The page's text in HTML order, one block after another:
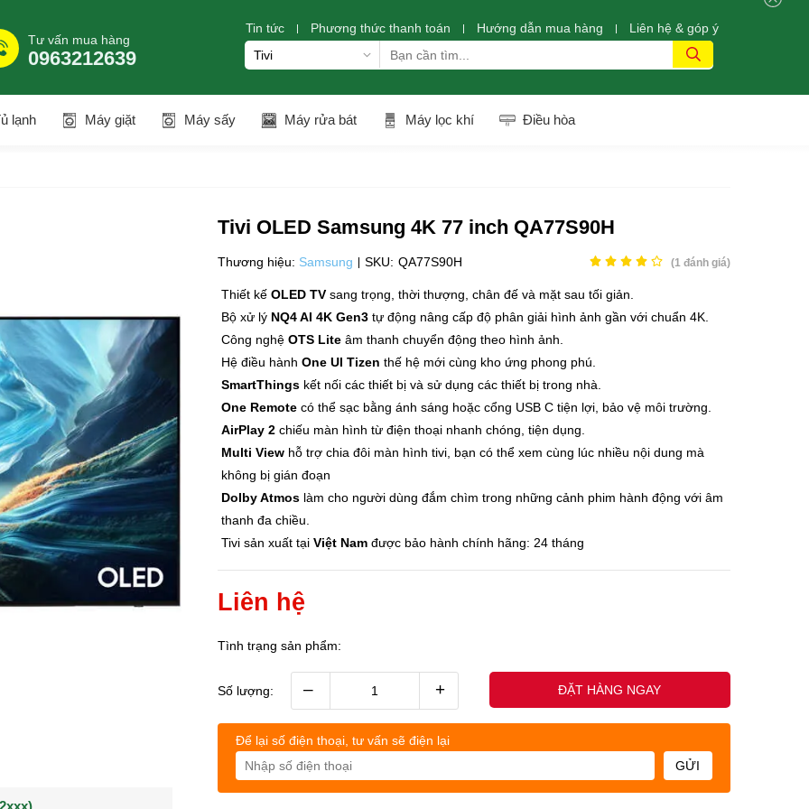
Tư vấn mua hàng
0963212639
Tin tức Phương thức thanh toán Hướng dẫn mua hàng Liên hệ & góp ý
lạnh Máy giặt Máy sấy Máy rửa bát Máy lọc khí Điều hòa
Tivi OLED Samsung 4K 77 inch QA77S90H
Thương hiệu: Samsung SKU: QA77S90H (1đánh giá)
Thiết kếOLED TV sang trọng, thời thượng, chân đế và mặt sau tối giản.
Bộ xử lý NQ4 AI 4K Gen3tự động nâng cấp độ phân giải hình ảnh gần với chuẩn 4K.
Công nghệ OTS Lite âm thanh chuyển động theo hình ảnh.
Hệ điều hành One UI Tizen thế hệ mới cùng kho ứng phong phú.
SmartThings kết nối các thiết bị và sử dụng các thiết bị trong nhà.
One Remotecó thể sạc bằng ánh sáng hoặc cổng USB C tiện lợi, bảo vệ môi trường.
AirPlay 2chiếu màn hình từ điện thoại nhanh chóng, tiện dụng.
Multi Viewhỗ trợ chia đôi màn hình tivi, bạn có thể xem cùng lúc nhiều nội dung mà
không bị gián đoạn
Dolby Atmoslàm cho người dùng đắm chìm trong những cảnh phim hành động với âm
thanh đa chiều.
Tivi sản xuất tạiViệt Namđược bảo hành chính hãng: 24 tháng
Liên hệ
Tình trạng sản phẩm:
Số lượng: – + ĐẶT HÀNG NGAY
Để lại số điện thoại, tư vấn sẽ điện lại
GỬI